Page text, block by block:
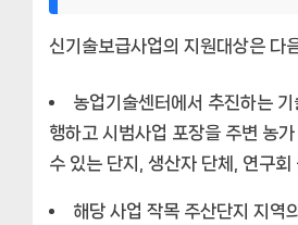
신기술보급사업의 지원대상은 다
농업기술센터에서 추진하는 기
행하고 시범사업 포장을 주변 농
수 있는 단지, 생산자 단체, 연구회
해당 사업 작목 주산단지 지역